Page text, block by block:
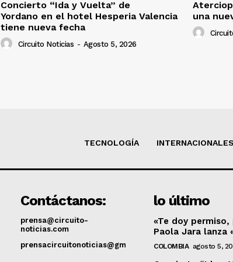
Concierto “Ida y Vuelta” de
Yordano en el hotel Hesperia Valencia
tiene nueva fecha
Circuito Noticias - Agosto 5, 2026
una
TECNOLOGÍA INTERNACIONALES
Contáctanos:
prensa@circuito-
noticias.com
prensacircuitonoticias@gmail.com
lo último
«Te doy permiso,
Paola Jara lanza
COLOMBIA agosto 5,